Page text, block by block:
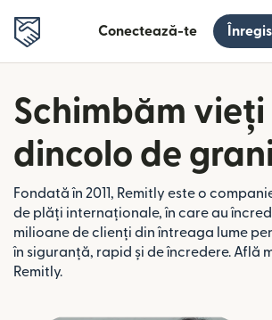
Conectează-te
Schimbăm vieți
dincolo de
Fondată în 2011, Remitly este o
de plăți internaționale, în care au
milioane de clienți din întreaga lume
în siguranță, rapid și de încredere. Află
Remitly.